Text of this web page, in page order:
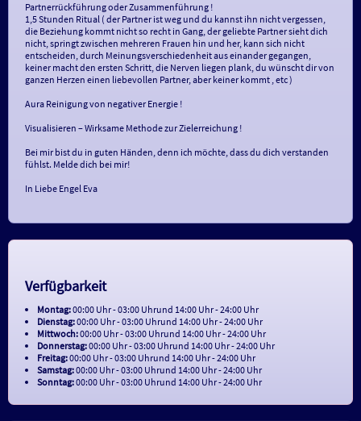
Partnerrückführung oder Zusammenführung !
1,5 Stunden Ritual ( der Partner ist weg und du kannst ihn nicht vergessen,
die Beziehung kommt nicht so recht in Gang, der geliebte Partner sieht dich
nicht, springt zwischen mehreren Frauen hin und her, kann sich nicht
entscheiden, durch Meinungsverschiedenheit aus einander gegangen,
keiner macht den ersten Schritt, die Nerven liegen plank, du wünscht dir von
ganzen Herzen einen liebevollen Partner, aber keiner kommt , etc )
Aura Reinigung von negativer Energie !
Visualisieren – Wirksame Methode zur Zielerreichung !
Bei mir bist du in guten Händen, denn ich möchte, dass du dich verstanden
fühlst. Melde dich bei mir!
In Liebe Engel Eva
Verfügbarkeit
Montag:00:00 Uhr- 03:00 Uhrund 14:00 Uhr- 24:00 Uhr
Dienstag:00:00 Uhr- 03:00 Uhrund 14:00 Uhr- 24:00 Uhr
Mittwoch:00:00 Uhr- 03:00 Uhrund 14:00 Uhr- 24:00 Uhr
Donnerstag:00:00 Uhr- 03:00 Uhrund 14:00 Uhr- 24:00 Uhr
Freitag:00:00 Uhr- 03:00 Uhrund 14:00 Uhr- 24:00 Uhr
Samstag:00:00 Uhr- 03:00 Uhrund 14:00 Uhr- 24:00 Uhr
Sonntag:00:00 Uhr- 03:00 Uhrund 14:00 Uhr- 24:00 Uhr